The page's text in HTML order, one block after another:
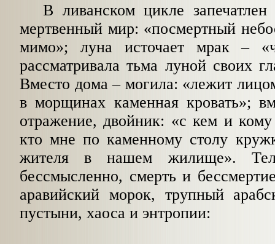
В ливанском цикле
мертвенный мир: «посмертный
мимо»; луна источает мрак –
рассматривала тьма луной своих
Вместо дома – могила: «лежит
в морщинах каменная кровать»;
отражение, двойник: «с кем и
кто мне по каменному столу
жителя в нашем жилище».
бессмысленно, смерть и
аравийский морок, трупный
пустыни, хаоса и энтропии: